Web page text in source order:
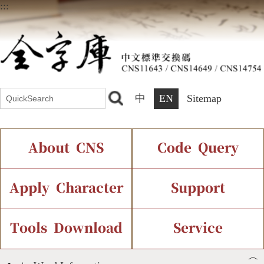
:::
中 EN Sitemap
About CNS
Introduction Current Status
Chinese Code Status
Code Query
IDS Query
Components Query
Apply Character
Application Process
Support
Font Instant Display
Tools Download Service
︿